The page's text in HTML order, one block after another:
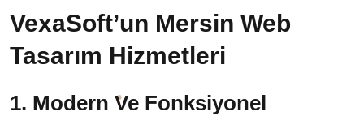
VexaSoft’un Mersin Web
Tasarım Hizmetleri
1. Modern Ve Fonksiyonel